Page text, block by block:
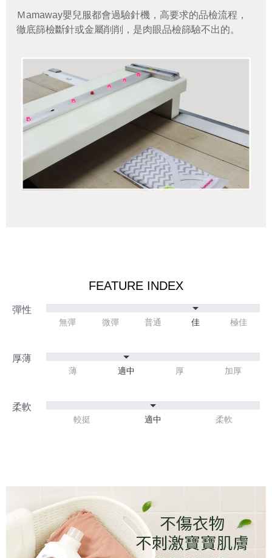
Ｍamaway嬰兒服都會過驗針機，高要求的品檢流程，
徹底篩檢斷針或金屬削削，是肉眼品檢篩驗不出的。
FEATURE INDEX
無彈 微彈 普通 佳 極佳
薄 適中 厚 加厚
較挺 適中 柔軟